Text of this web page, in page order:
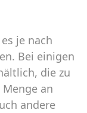
je nach
Bei einigen
die zu
an
andere